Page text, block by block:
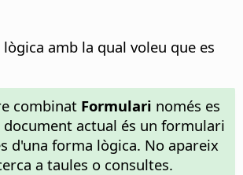
amb la qual voleu que es
combinatFormulari només es
document actual és un formulari
d'una forma lògica. No apareix
a taules o consultes.